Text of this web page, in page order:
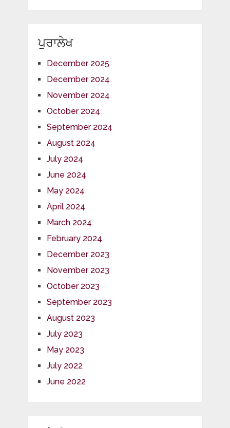
ਪੁਰਾਲੇਖ
December 2025
December 2024
November 2024
October 2024
September 2024
August 2024
July 2024
June 2024
May 2024
April 2024
March 2024
February 2024
December 2023
November 2023
October 2023
September 2023
August 2023
July 2023
May 2023
July 2022
June 2022